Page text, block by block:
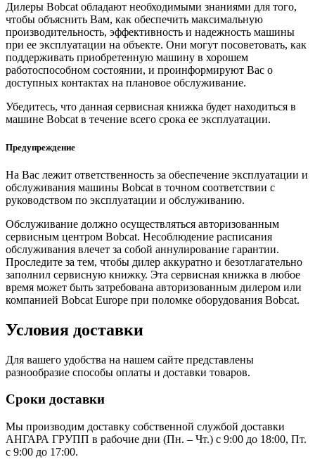
Дилеры Bobcat обладают необходимыми знаниями для того,
чтобы объяснить Вам, как обеспечить максимальную
производительность, эффективность и надежность машины
при ее эксплуатации на объекте. Они могут посоветовать, как
поддерживать приобретенную машину в хорошем
работоспособном состоянии, и проинформируют Вас о
доступных контактах на плановое обслуживание.
Убедитесь, что данная сервисная книжка будет находиться в
машине Bobcat в течение всего срока ее эксплуатации.
Предупреждение
На Вас лежит ответственность за обеспечение эксплуатации и
обслуживания машины Bobcat в точном соответствии с
руководством по эксплуатации и обслуживанию.
Обслуживание должно осуществляться авторизованным
сервисным центром Bobcat. Несоблюдение расписания
обслуживания влечет за собой аннулирование гарантии.
Проследите за тем, чтобы дилер аккуратно и безотлагательно
заполнил сервисную книжку. Эта сервисная книжка в любое
время может быть затребована авторизованным дилером или
компанией Bobcat Europe при поломке оборудования Bobcat.
Условия доставки
Для вашего удобства на нашем сайте представлены
разнообразие способы оплаты и доставки товаров.
Сроки доставки
Мы производим доставку собственной службой доставки
АНГАРА ГРУПП в рабочие дни (Пн. – Чт.) с 9:00 до 18:00, Пт.
с 9:00 до 17:00.